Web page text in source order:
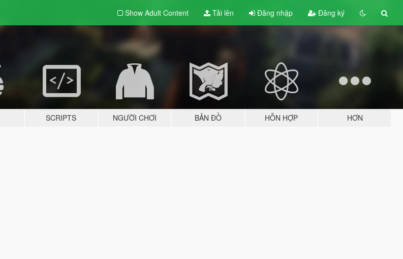
Show Adult Content Tải lên Đăng nhập Đăng ký
SCRIPTS NGƯỜI CHƠI BẢN ĐỒ HỖN HỢP HƠN